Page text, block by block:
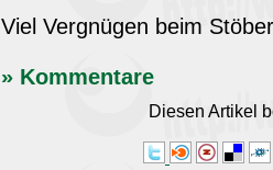
Viel Vergnügen beim
» Kommentare
Diesen Artikel